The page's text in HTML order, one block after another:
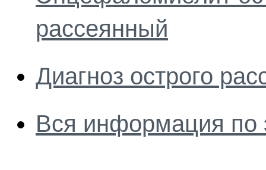
рассеянный
Диагноз острого
Вся информация по